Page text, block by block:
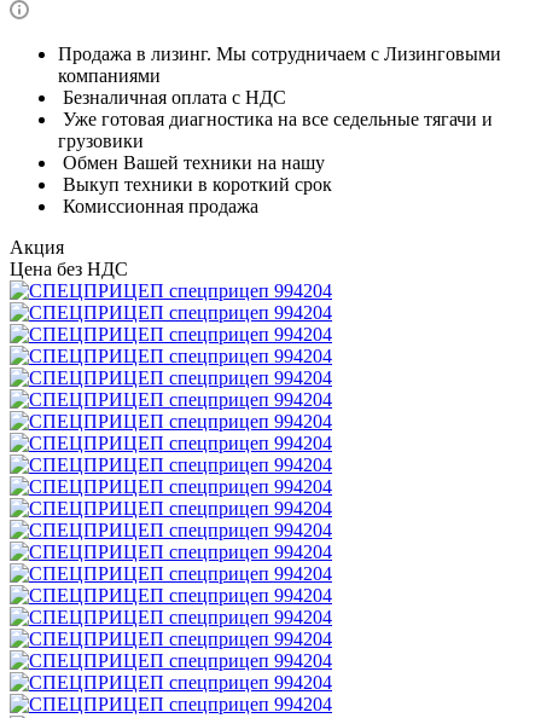
Продажа в лизинг. Мы сотрудничаем с Лизинговыми
компаниями
Безналичная оплата с НДС
Уже готовая диагностика на все седельные тягачи и
грузовики
Обмен Вашей техники на нашу
Выкуп техники в короткий срок
Комиссионная продажа
Акция
Цена без НДС